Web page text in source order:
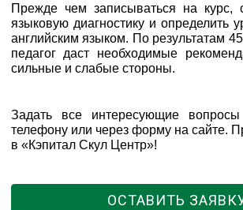
Прежде чем записываться на курс,
языковую диагностику и определить
английским языком. По результатам
педагог даст необходимые
сильные и слабые стороны.
Задать все интересующие
телефону или через форму на сайте.
в «Кэпитал Скул Центр»!
ОСТАВИТЬ